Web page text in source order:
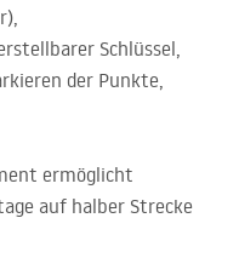
Schlüssel,
der Punkte,
ermöglicht
auf halber Strecke